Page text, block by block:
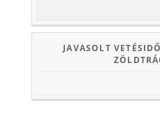
JAVASOLT